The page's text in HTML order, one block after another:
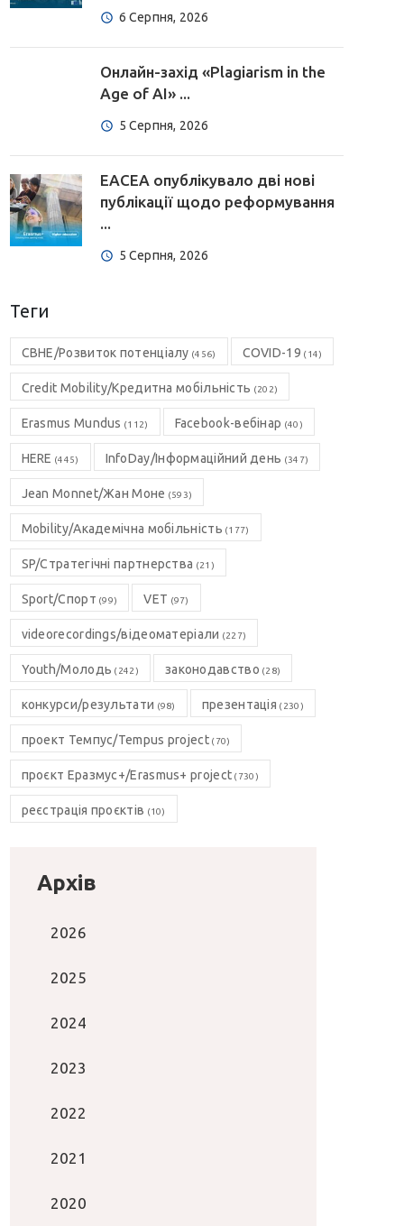
6 Серпня, 2026
Онлайн-захід «Plagiarism in the
Age of AI» ...
5 Серпня, 2026
EACEA опублікувало дві нові
публікації щодо реформування
...
5 Серпня, 2026
Теги
CBHE/Розвиток потенціалу (456) COVID-19 (14)
Credit Mobility/Кредитна мобільність (202)
Erasmus Mundus (112) Facebook-вебінар (40)
HERE (445) InfoDay/Інформаційний день (347)
Jean Monnet/Жан Моне (593)
Mobility/Академічна мобільність (177)
SP/Стратегічні партнерства (21)
Sport/Спорт (99) VET (97)
videorecordings/відеоматеріали (227)
Youth/Молодь (242) законодавство (28)
конкурси/результати (98) презентація (230)
проект Темпус/Tempus project(70)
проєкт Еразмус+/Erasmus+ project (730)
реєстрація проєктів (10)
Архів
2026
2025
2024
2023
2022
2021
2020